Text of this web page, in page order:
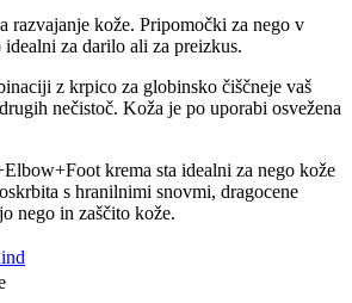
razvajanje kože. Pripomočki za nego v
za darilo ali za preizkus.
z krpico za globinsko čiščneje vaš
nečistoč. Koža je po uporabi osvežena
krema sta idealni za nego kože
s hranilnimi snovmi, dragocene
nego in zaščito kože.